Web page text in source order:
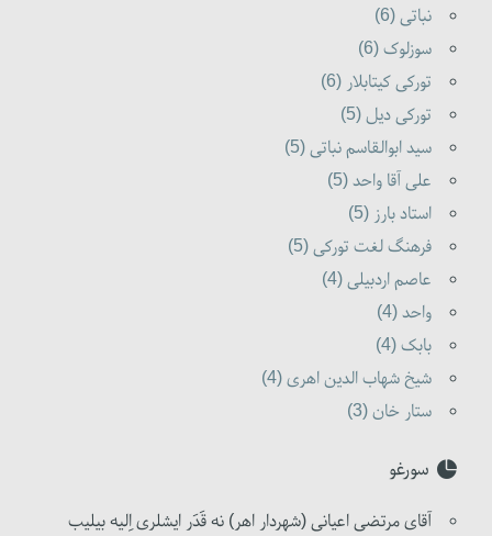
نباتی (6)
سوزلوک (6)
تورکی کیتابلار (6)
تورکی دیل (5)
سید ابوالقاسم نباتی (5)
علی آقا واحد (5)
استاد بارز (5)
فرهنگ لغت تورکی (5)
عاصم اردبیلی (4)
واحد (4)
بابک (4)
شیخ شهاب الدین اهری (4)
ستار خان (3)
سورغو
آقای مرتضی اعیانی (شهردار اهر) نه قَدَر ایشلری اِلیه بیلیب